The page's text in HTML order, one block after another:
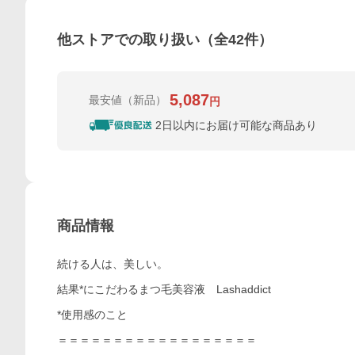
他ストアでの取り扱い（全42件）
最安値 （新品） 5,087円
2日以内にお届け可能な商品あり
商品情報
続ける人は、美しい。
結果*にこだわるまつ毛美容液 Lashaddict
*使用感のこと
＝＝＝＝＝＝＝＝＝＝＝＝＝＝＝＝＝＝